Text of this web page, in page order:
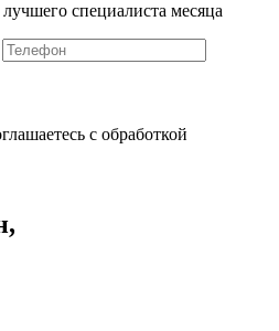
специалиста месяца
с обработкой